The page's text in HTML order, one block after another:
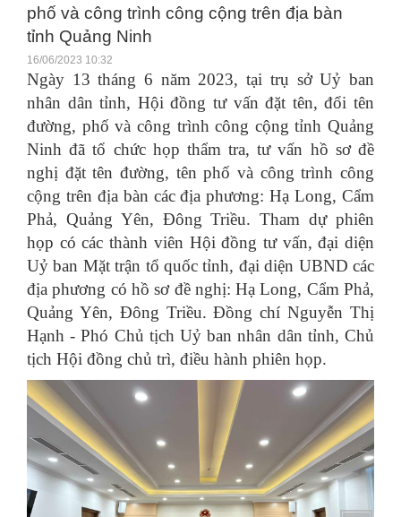
phố và công trình công cộng trên địa bàn
tỉnh Quảng Ninh
16/06/2023 10:32
Ngày 13 tháng 6 năm 2023, tại trụ sở Uỷ ban
nhân dân tỉnh, Hội đồng tư vấn đặt tên, đổi tên
đường, phố và công trình công cộng tỉnh Quảng
Ninh đã tổ chức họp thẩm tra, tư vấn hồ sơ đề
nghị đặt tên đường, tên phố và công trình công
cộng trên địa bàn các địa phương: Hạ Long, Cẩm
Phả, Quảng Yên, Đông Triều. Tham dự phiên
họp có các thành viên Hội đồng tư vấn, đại diện
Uỷ ban Mặt trận tổ quốc tỉnh, đại diện UBND các
địa phương có hồ sơ đề nghị: Hạ Long, Cẩm Phả,
Quảng Yên, Đông Triều. Đồng chí Nguyễn Thị
Hạnh - Phó Chủ tịch Uỷ ban nhân dân tỉnh, Chủ
tịch Hội đồng chủ trì, điều hành phiên họp.